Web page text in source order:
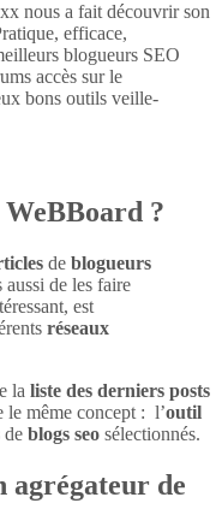
nous a fait découvrir son
efficace,
blogueurs SEO
accès sur le
bons outils veille-
?
de blogueurs
aussi de les faire
est
réseaux
la liste des derniers posts
le même concept : l’outil
de blogs seo sélectionnés.
agrégateur de